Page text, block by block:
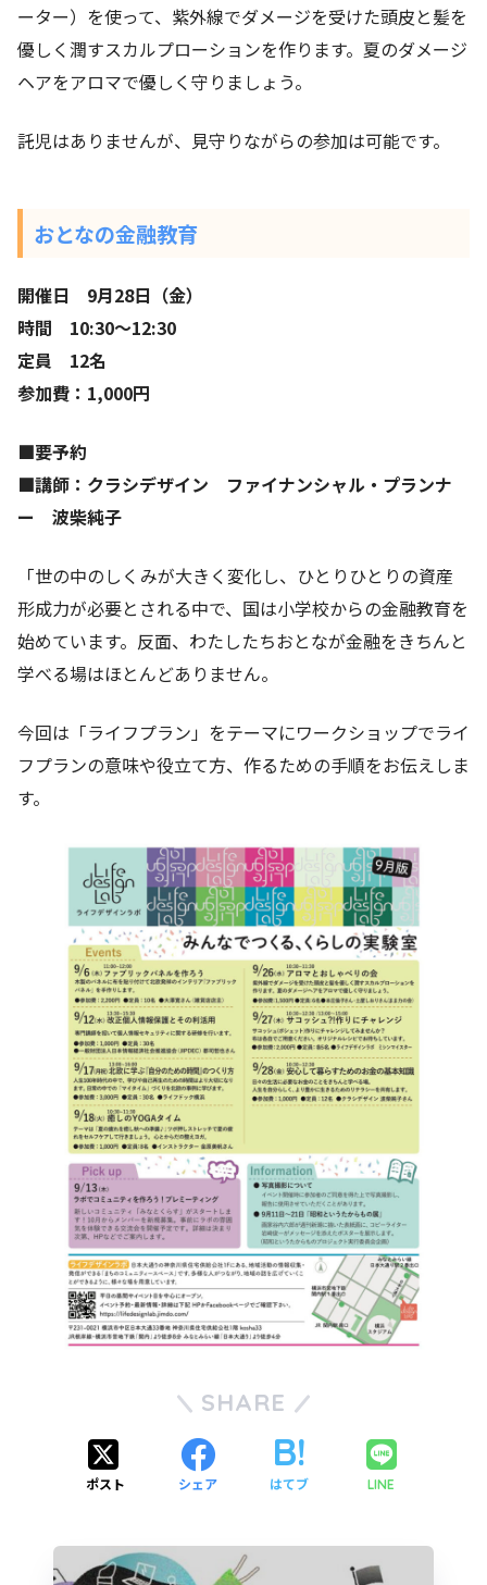
ーター）を使って、紫外線でダメージを受けた頭皮と髪を
優しく潤すスカルプローションを作ります。夏のダメージ
ヘアをアロマで優しく守りましょう。
託児はありませんが、見守りながらの参加は可能です。
おとなの金融教育
開催日 9月28日（金）
時間 10:30〜12:30
定員 12名
参加費：1,000円
■要予約
■講師：クラシデザイン ファイナンシャル・プランナ
ー 波柴純子
「世の中のしくみが大きく変化し、ひとりひとりの資産
形成力が必要とされる中で、国は小学校からの金融教育を
始めています。反面、わたしたちおとなが金融をきちんと
学べる場はほとんどありません。
今回は「ライフプラン」をテーマにワークショップでライ
フプランの意味や役立て方、作るための手順をお伝えしま
す。
SHARE
ポスト シェア はてブ LINE